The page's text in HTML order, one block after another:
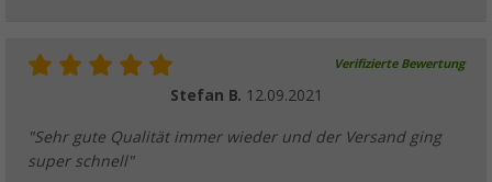
Verifizierte Bewertung
Stefan B. 12.09.2021
"Sehr gute Qualität immer wieder und der Versand ging
super schnell"